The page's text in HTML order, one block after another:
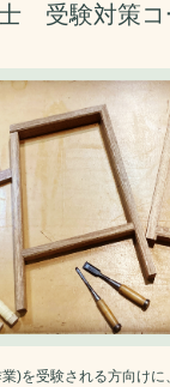
受験対策コ
)を受験される方向け